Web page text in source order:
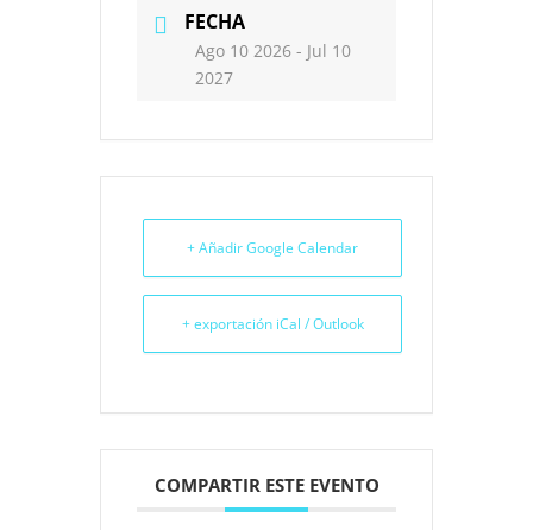
FECHA
Ago 10 2026 - Jul 10
2027
+ Añadir Google Calendar
+ exportación iCal / Outlook
COMPARTIR ESTE EVENTO